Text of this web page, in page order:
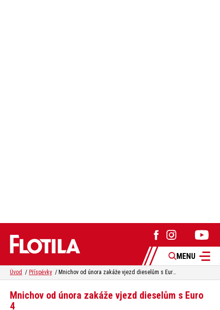
MENU
Úvod Příspěvky Mnichov od února zakáže vjezd dieselům s Euro 4
Mnichov od února zakáže vjezd dieselům s Euro
4